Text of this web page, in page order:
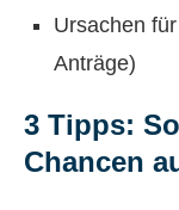
Ursachen
Anträge)
3 Tipps:
Chancen